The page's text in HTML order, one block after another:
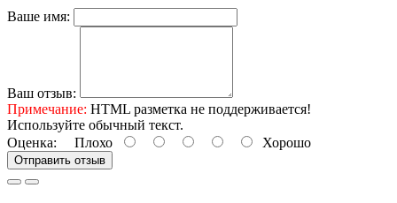
Ваше имя:
Ваш отзыв:
Примечание: HTML разметка не поддерживается!
Используйте обычный текст.
Оценка: Плохо Хорошо
Отправить отзыв